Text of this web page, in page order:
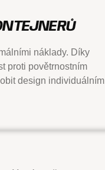
náklady. Díky
proti povětrnostním
design individuálním